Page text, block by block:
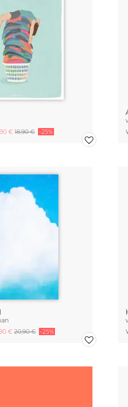
€18,90 € -25%
€20,90 € -25%